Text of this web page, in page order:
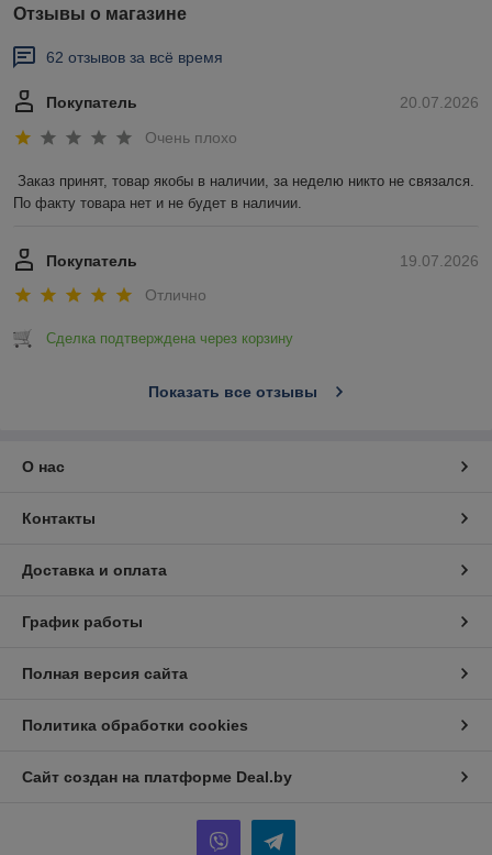
Отзывы о магазине
62 отзывов за всё время
20.07.2026
Покупатель
Очень плохо
Заказ принят, товар якобы в наличии, за неделю никто не связался.
По факту товара нет и не будет в наличии.
19.07.2026
Покупатель
Отлично
Сделка подтверждена через корзину
Показать все отзывы
О нас
Контакты
Доставка и оплата
График работы
Полная версия сайта
Политика обработки cookies
Сайт создан на платформе Deal.by